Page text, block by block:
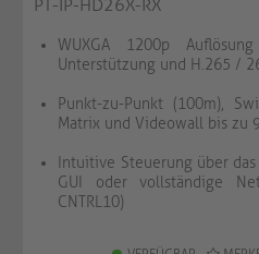
PT-IP-HD26X-RX
WUXGA 1200p
Unterstützung und H.265 /
Punkt-zu-Punkt (100m),
Matrix und Videowall bis zu
Intuitive Steuerung über das
GUI oder vollständige
CNTRL10)